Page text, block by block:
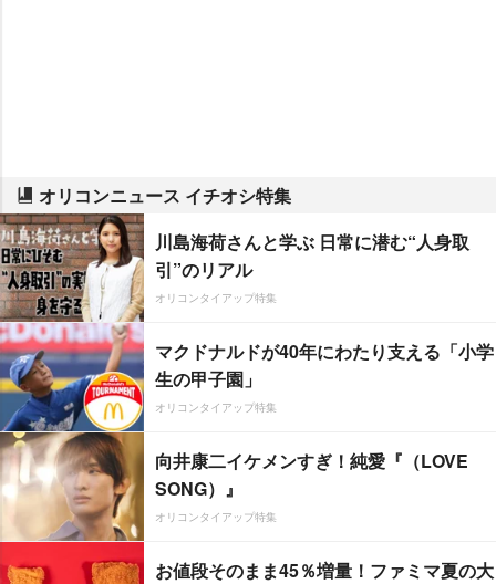
オリコンニュース イチオシ特集
川島海荷さんと学ぶ 日常に潜む“人身取
引”のリアル
オリコンタイアップ特集
マクドナルドが40年にわたり支える「小学
生の甲子園」
オリコンタイアップ特集
向井康二イケメンすぎ！純愛『（LOVE
SONG）』
オリコンタイアップ特集
お値段そのまま45％増量！ファミマ夏の大